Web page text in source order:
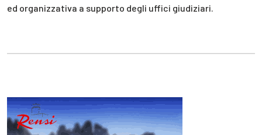
ed organizzativa a supporto degli uffici giudiziari.